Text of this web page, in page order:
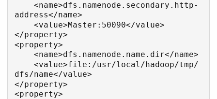
address</name>
</property>
<property>
dfs/name</value>
</property>
<property>